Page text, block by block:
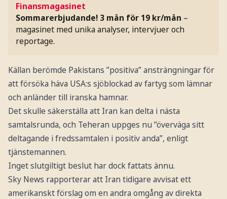
Finansmagasinet
Sommarerbjudande! 3 mån för 19 kr/mån –
magasinet med unika analyser, intervjuer och
reportage.
Källan berömde Pakistans ”positiva” ansträngningar för
att försöka häva USA:s sjöblockad av fartyg som lämnar
och anländer till iranska hamnar.
Det skulle säkerställa att Iran kan delta i nästa
samtalsrunda, och Teheran uppges nu ”överväga sitt
deltagande i fredssamtalen i positiv anda”, enligt
tjänstemannen.
Inget slutgiltigt beslut har dock fattats ännu.
Sky News rapporterar att Iran tidigare avvisat ett
amerikanskt förslag om en andra omgång av direkta